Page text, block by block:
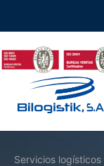
Servicios logísticos